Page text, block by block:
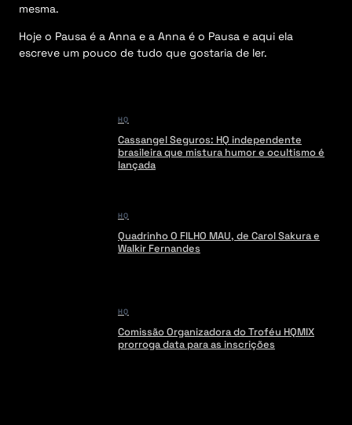
mesma.
Hoje o Pausa é a Anna e a Anna é o Pausa e aqui ela
escreve um pouco de tudo que gostaria de ler.
HQ
Cassangel Seguros: HQ independente
brasileira que mistura humor e ocultismo é
lançada
HQ
Quadrinho O FILHO MAU, de Carol Sakura e
Walkir Fernandes
HQ
Comissão Organizadora do Troféu HQMIX
prorroga data para as inscrições